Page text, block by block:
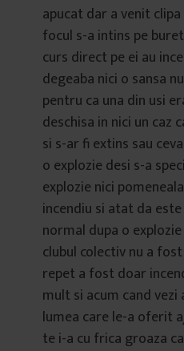
apucat dar a venit
focul s-a intins pe
curs direct pe ei au
degeaba nici o sansa
pentru ca una din usi
deschisa in nici un caz
si s-ar fi extins sau
o explozie desi s-a
explozie nici
incendiu si atat da
normal dupa o
clubul colectiv nu a
repet a fost doar
mult si acum cand
lumea care le-a oferit
te i-a cu frica groaza